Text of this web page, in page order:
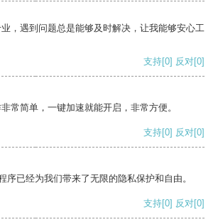
，遇到问题总是能够及时解决，让我能够安心工
支持[0] 反对[0]
常简单，一键加速就能开启，非常方便。
支持[0] 反对[0]
序已经为我们带来了无限的隐私保护和自由。
支持[0] 反对[0]